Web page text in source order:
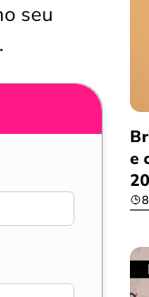
seu
e